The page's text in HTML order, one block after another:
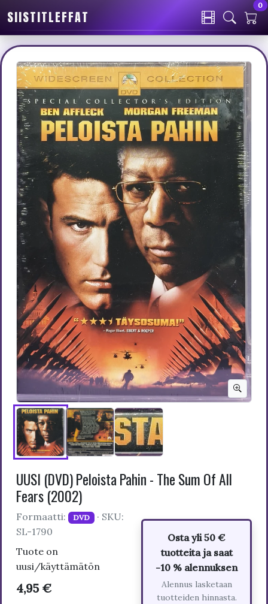
SIISTITLEFFAT
0
UUSI (DVD) Peloista Pahin - The Sum Of All
Fears (2002)
Formaatti: DVD · SKU:
SL-1790
Tuote on
uusi/käyttämätön
4,95 €
Osta yli 50 €
tuotteita ja saat
-10 % alennuksen
Alennus lasketaan
tuotteiden hinnasta.